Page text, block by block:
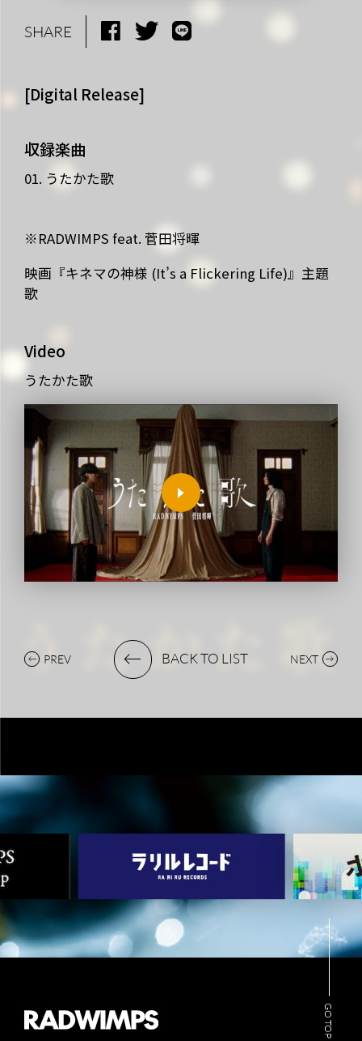
NEWS
LIVE
BIO
MUSIC
VIDEO
ARCHIVES
STAFF DIARY
SHARE
[Digital Release]
収録楽曲
01. うたかた歌
※RADWIMPS feat. 菅田将暉
映画『キネマの神様 (It’s a Flickering Life)』主題
歌
Video
うたかた歌
PREV BACK TO LIST NEXT
GO TOP